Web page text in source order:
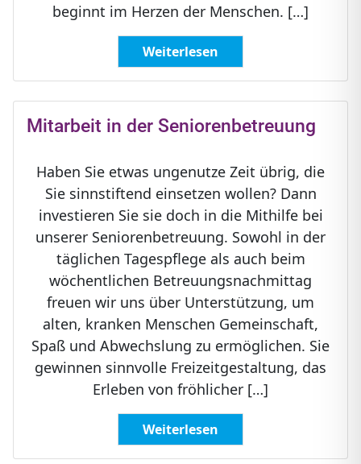
beginnt im Herzen der Menschen. […]
Weiterlesen
Mitarbeit in der Seniorenbetreuung
Haben Sie etwas ungenutze Zeit übrig, die
Sie sinnstiftend einsetzen wollen? Dann
investieren Sie sie doch in die Mithilfe bei
unserer Seniorenbetreuung. Sowohl in der
täglichen Tagespflege als auch beim
wöchentlichen Betreuungsnachmittag
freuen wir uns über Unterstützung, um
alten, kranken Menschen Gemeinschaft,
Spaß und Abwechslung zu ermöglichen. Sie
gewinnen sinnvolle Freizeitgestaltung, das
Erleben von fröhlicher […]
Weiterlesen